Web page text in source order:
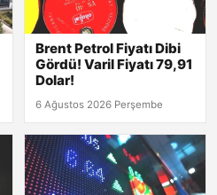
Brent Petrol Fiyatı Dibi
Gördü! Varil Fiyatı 79,91
Dolar!
6 Ağustos 2026 Perşembe